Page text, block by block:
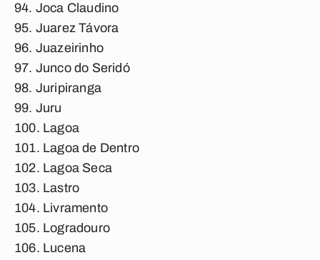
Joca Claudino
Juarez Távora
Juazeirinho
Junco do Seridó
Juripiranga
Juru
Lagoa
Lagoa de Dentro
Lagoa Seca
Lastro
Livramento
Logradouro
Lucena